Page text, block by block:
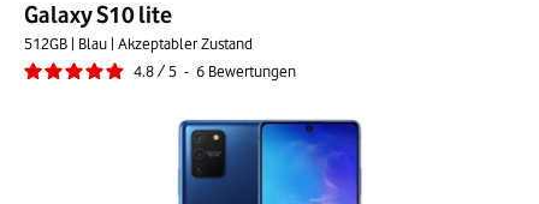
Galaxy S10 lite
512GB | Blau | Akzeptabler Zustand
4.8/5 - 6 Bewertungen